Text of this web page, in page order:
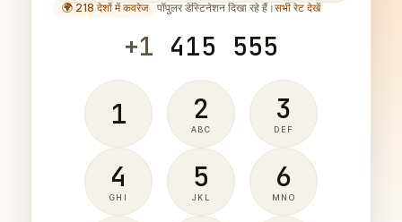
🌍 218 देशों में कवरेज पॉपुलर डेस्टिनेशन दिखा रहे हैं।सभी रेट देखें
+1 415 555
1 2
ABC
3
DEF
4
GHI
5
JKL
6
MNO